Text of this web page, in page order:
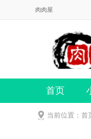
肉肉屋
首页
当前位置：